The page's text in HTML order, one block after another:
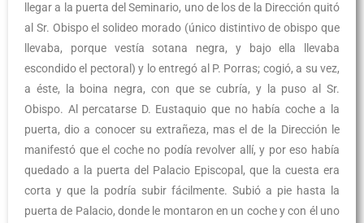
llegar a la puerta del Seminario, uno de los de la Dirección quitó
al Sr. Obispo el solideo morado (único distintivo de obispo que
llevaba, porque vestía sotana negra, y bajo ella llevaba
escondido el pectoral) y lo entregó al P. Porras; cogió, a su vez,
a éste, la boina negra, con que se cubría, y la puso al Sr.
Obispo. Al percatarse D. Eustaquio que no había coche a la
puerta, dio a conocer su extrañeza, mas el de la Dirección le
manifestó que el coche no podía revolver allí, y por eso había
quedado a la puerta del Palacio Episcopal, que la cuesta era
corta y que la podría subir fácilmente. Subió a pie hasta la
puerta de Palacio, donde le montaron en un coche y con él uno